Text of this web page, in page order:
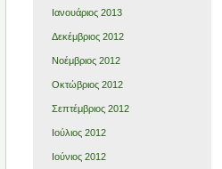
Ιανουάριος 2013
Δεκέμβριος 2012
Νοέμβριος 2012
Οκτώβριος 2012
Σεπτέμβριος 2012
Ιούλιος 2012
Ιούνιος 2012